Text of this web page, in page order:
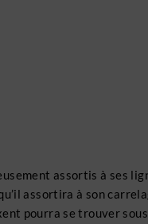
assortis à ses
assortira à son
pourra se trouver